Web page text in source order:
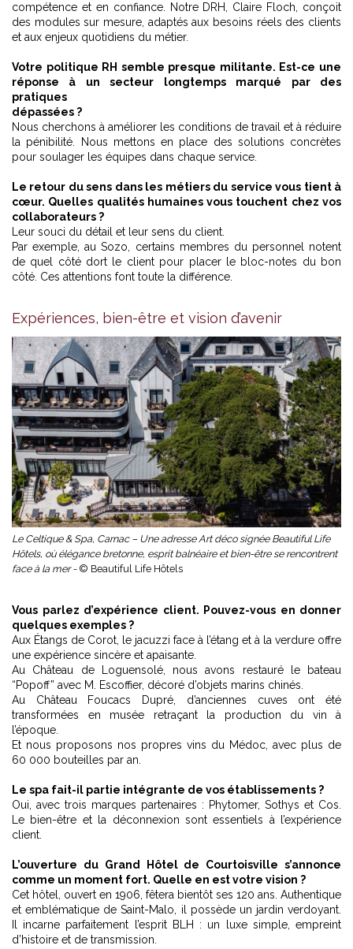
compétence et en confiance. Notre DRH, Claire Floch, conçoit
des modules sur mesure, adaptés aux besoins réels des clients
et aux enjeux quotidiens du métier.
Votre politique RH semble presque militante. Est-ce une
réponse à un secteur longtemps marqué par des
pratiques
dépassées ?
Nous cherchons à améliorer les conditions de travail et à réduire
la pénibilité. Nous mettons en place des solutions concrètes
pour soulager les équipes dans chaque service.
Le retour du sens dans les métiers du service vous tient à
cœur. Quelles qualités humaines vous touchent chez vos
collaborateurs ?
Leur souci du détail et leur sens du client.
Par exemple, au Sozo, certains membres du personnel notent
de quel côté dort le client pour placer le bloc-notes du bon
côté. Ces attentions font toute la différence.
Expériences, bien-être et vision d’avenir
Le Celtique & Spa, Carnac – Une adresse Art déco signée Beautiful Life
Hôtels, où élégance bretonne, esprit balnéaire et bien-être se rencontrent
face à la mer - © Beautiful Life Hôtels
Vous parlez d’expérience client. Pouvez-vous en donner
quelques exemples ?
Aux Étangs de Corot, le jacuzzi face à l’étang et à la verdure offre
une expérience sincère et apaisante.
Au Château de Loguensolé, nous avons restauré le bateau
“Popoff” avec M. Escoffier, décoré d’objets marins chinés.
Au Château Foucacs Dupré, d’anciennes cuves ont été
transformées en musée retraçant la production du vin à
l’époque.
Et nous proposons nos propres vins du Médoc, avec plus de
60 000 bouteilles par an.
Le spa fait-il partie intégrante de vos établissements ?
Oui, avec trois marques partenaires : Phytomer, Sothys et Cos.
Le bien-être et la déconnexion sont essentiels à l’expérience
client.
L’ouverture du Grand Hôtel de Courtoisville s’annonce
comme un moment fort. Quelle en est votre vision ?
Cet hôtel, ouvert en 1906, fêtera bientôt ses 120 ans. Authentique
et emblématique de Saint-Malo, il possède un jardin verdoyant.
Il incarne parfaitement l’esprit BLH : un luxe simple, empreint
d’histoire et de transmission.